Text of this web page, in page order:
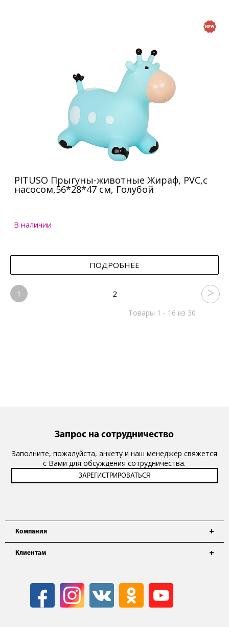
PITUSO Прыгуны-животные Жираф, PVC,с
насосом,56*28*47 см, Голубой
В наличии
ПОДРОБНЕЕ
1 2
Товары 1 - 16 из 30
Компания
Клиентам
Запрос на сотрудничество
Заполните, пожалуйста, анкету и наш менеджер свяжется
с Вами для обсуждения сотрудничества.